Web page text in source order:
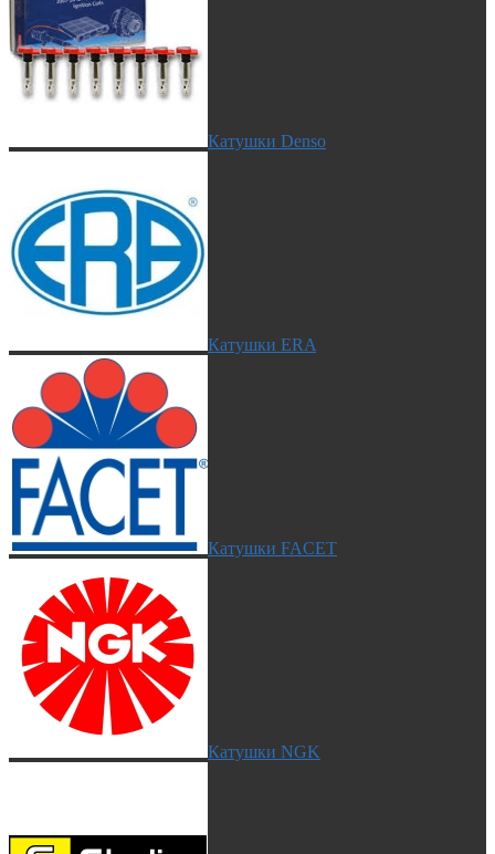
Катушки Denso
Катушки ERA
Катушки FACET
Катушки NGK